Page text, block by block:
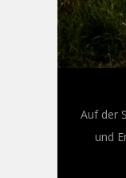
Auf der
und